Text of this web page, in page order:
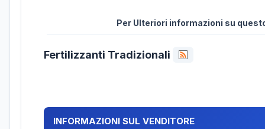
Per Ulteriori informazioni su
Fertilizzanti Tradizionali
INFORMAZIONI SUL VENDITORE